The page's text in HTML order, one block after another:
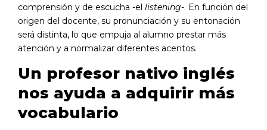
comprensión y de escucha -el listening-. En función del
origen del docente, su pronunciación y su entonación
será distinta, lo que empuja al alumno prestar más
atención y a normalizar diferentes acentos.
Un profesor nativo inglés
nos ayuda a adquirir más
vocabulario